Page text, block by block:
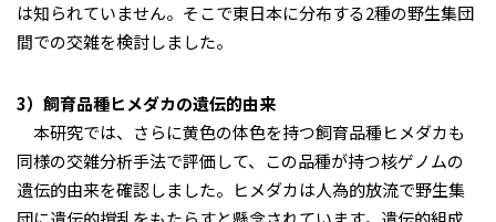
は知られていません。そこで東日本に分布する2種の野生集団
間での交雑を検討しました。
3）飼育品種ヒメダカの遺伝的由来
本研究では、さらに黄色の体色を持つ飼育品種ヒメダカも
同様の交雑分析手法で評価して、この品種が持つ核ゲノムの
遺伝的由来を確認しました。ヒメダカは人為的放流で野生集